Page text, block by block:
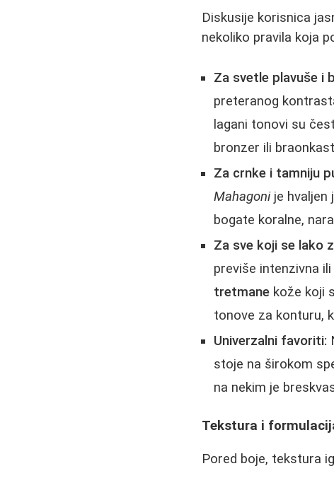
Diskusije korisnica
nekoliko pravila koja
Za svetle plavuše i
preteranog
lagani tonovi su
bronzer ili
Za crnke i tamniju
Mahagonije hvaljen
bogate koralne,
Za sve koji se lako
previše intenzivna
tretmane kože koji
tonove za konturu,
Univerzalni favoriti:
stoje na širokom
na nekim je
Tekstura i
Pored boje, tekstura